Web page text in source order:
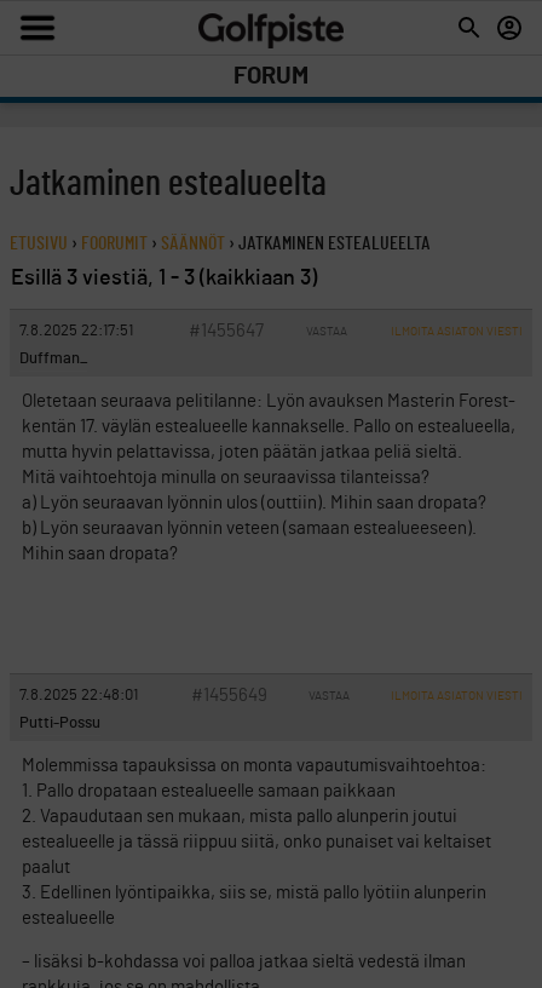
FORUM
Jatkaminen estealueelta
ETUSIVU › FOORUMIT › SÄÄNNÖT › JATKAMINEN ESTEALUEELTA
Esillä 3 viestiä, 1 - 3 (kaikkiaan 3)
7.8.2025 22:17:51 #1455647 VASTAA ILMOITA ASIATON VIESTI
Duffman_
Oletetaan seuraava pelitilanne: Lyön avauksen Masterin Forest-
kentän 17. väylän estealueelle kannakselle. Pallo on estealueella,
mutta hyvin pelattavissa, joten päätän jatkaa peliä sieltä.
Mitä vaihtoehtoja minulla on seuraavissa tilanteissa?
a) Lyön seuraavan lyönnin ulos (outtiin). Mihin saan dropata?
b) Lyön seuraavan lyönnin veteen (samaan estealueeseen).
Mihin saan dropata?
7.8.2025 22:48:01 #1455649 VASTAA ILMOITA ASIATON VIESTI
Putti-Possu
Molemmissa tapauksissa on monta vapautumisvaihtoehtoa:
1. Pallo dropataan estealueelle samaan paikkaan
2. Vapaudutaan sen mukaan, mista pallo alunperin joutui
estealueelle ja tässä riippuu siitä, onko punaiset vai keltaiset
paalut
3. Edellinen lyöntipaikka, siis se, mistä pallo lyötiin alunperin
estealueelle
– lisäksi b-kohdassa voi palloa jatkaa sieltä vedestä ilman